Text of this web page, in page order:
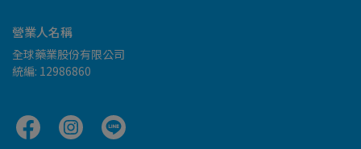
營業人名稱
全球藥業股份有限公司
統編: 12986860